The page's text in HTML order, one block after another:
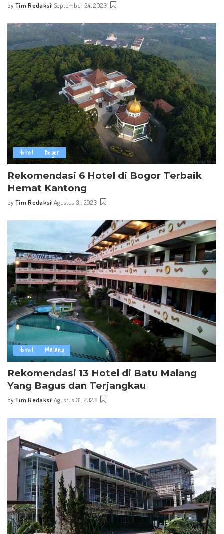
Posted
by Tim Redaksi September 24, 2023
Hotel Bogor
Rekomendasi 6 Hotel di Bogor Terbaik
Hemat Kantong
Posted
by Tim Redaksi Agustus 31, 2023
Hotel Malang
Rekomendasi 13 Hotel di Batu Malang
Yang Bagus dan Terjangkau
Posted
by Tim Redaksi Agustus 31, 2023